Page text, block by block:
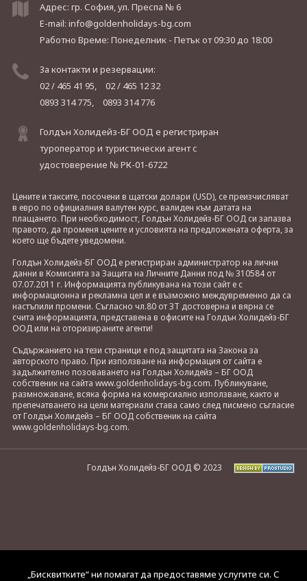
Адрес: гр. София, ул. Преспа № 6
E-mail: info@goldenholidays-bg.com
Работно Време: Понеделник - Петъкот 09:30 до 18:00
За контакти и резервации:
02 / 465 41 95,
02 / 465 12 32
0893 314 775,
0893 314 776
Голдън Холидейз-БГ ООД е регистриран
туроператор и туристически агент с
удостоверение № РК-01-6722
Цените и таксите, посочени в щатски долари (USD), се преизчисляват
в евро по официалния валутен курс, валиден към датата на
плащането. При необходимост, Голдън Холидейз-БГ ООД си запазва
правото, да променя цените и условията на предложената оферта, за
което ще бъдете уведомени.
Голдън Холидейз-БГ ООД е регистриран администратор на лични
данни в Комисията за Защита на Личните Данни под № 310584 от
07.07.2011 г. Информацията публикувана на този сайт е с
информационна и рекламна цел и е възможно междувременно да са
настъпили промени. Съгласно чл.80 от ЗТ достоверна и вярна се
счита информацията, представена в офисите на Голдън Холидейз-БГ
ООД или на оторизираните агенти!
Съдържанието на тези страници е под защитата на Закона за
авторското право. При използване на информация от сайта е
задължително позоваването на Голдън Холидейз – БГ ООД
собственик на сайта www.goldenholidays-bg.com. Публикуване,
размножаване, всяка форма на комерсиално използване, както и
препечатването на цели материали става само след писмено съгласие
от Голдън Холидейз – БГ ООД собственик на сайта
www.goldenholidays-bg.com.
Голдън Холидейз-БГ ООД © 2023
„Бисквитките“ ни помагат да предоставяме услугите си. С